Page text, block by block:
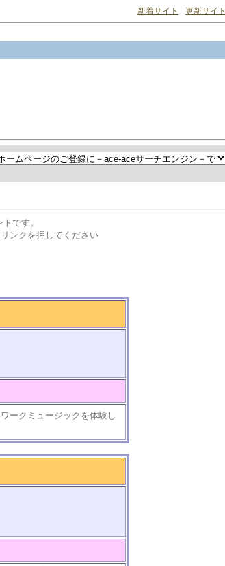
新着サイト -更新サイト
です。
ンクを押してください
ークミュージックを体験し